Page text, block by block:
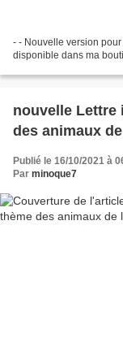
- - Nouvelle version
disponible dans ma
nouvelle Lettre
des animaux
Publié le 16/10/2021 à
Par minoque7